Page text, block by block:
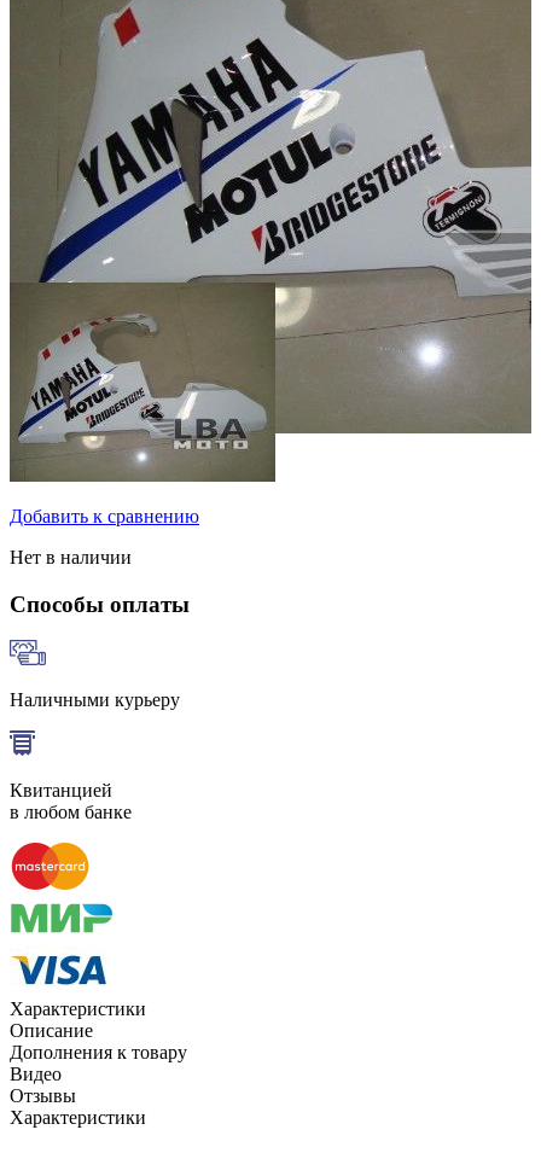
Добавить к сравнению
Нет в наличии
Способы оплаты
Наличными курьеру
Квитанцией
в любом банке
Характеристики
Описание
Дополнения к товару
Видео
Отзывы
Характеристики